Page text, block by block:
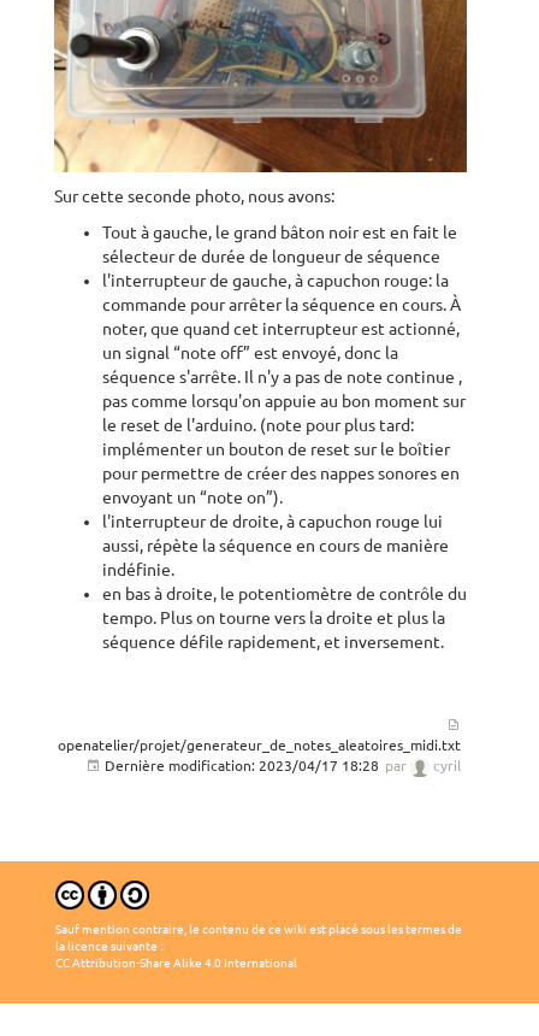
Sur cette seconde photo, nous avons:
Tout à gauche, le grand bâton noir est en fait le
sélecteur de durée de longueur de séquence
l'interrupteur de gauche, à capuchon rouge: la
commande pour arrêter la séquence en cours. À
noter, que quand cet interrupteur est actionné,
un signal “note off” est envoyé, donc la
séquence s'arrête. Il n'y a pas de note continue ,
pas comme lorsqu'on appuie au bon moment sur
le reset de l'arduino. (note pour plus tard:
implémenter un bouton de reset sur le boîtier
pour permettre de créer des nappes sonores en
envoyant un “note on”).
l'interrupteur de droite, à capuchon rouge lui
aussi, répète la séquence en cours de manière
indéfinie.
en bas à droite, le potentiomètre de contrôle du
tempo. Plus on tourne vers la droite et plus la
séquence défile rapidement, et inversement.
openatelier/projet/generateur_de_notes_aleatoires_midi.txt
Dernière modification: 2023/04/17 18:28 par cyril
Sauf mention contraire, le contenu de ce wiki est placé sous les termes de
la licence suivante :
CC Attribution-Share Alike 4.0 International